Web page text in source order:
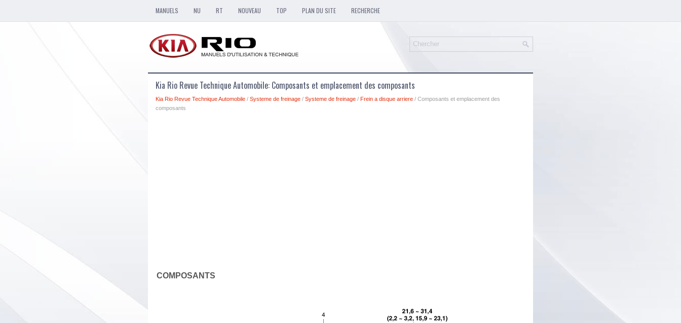
MANUELS NU RT NOUVEAU TOP PLAN DU SITE RECHERCHE
Kia Rio Revue Technique Automobile: Composants et emplacement des composants
Kia Rio Revue Technique Automobile / Systeme de freinage / Systeme de freinage / Frein a disque arriere / Composants et emplacement des
composants
COMPOSANTS